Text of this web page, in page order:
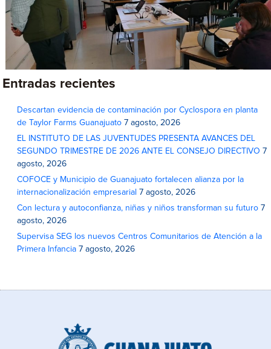
Entradas recientes
Descartan evidencia de contaminación por Cyclospora en planta
de Taylor Farms Guanajuato 7 agosto, 2026
EL INSTITUTO DE LAS JUVENTUDES PRESENTA AVANCES DEL
SEGUNDO TRIMESTRE DE 2026 ANTE EL CONSEJO DIRECTIVO 7
agosto, 2026
COFOCE y Municipio de Guanajuato fortalecen alianza por la
internacionalización empresarial 7 agosto, 2026
Con lectura y autoconfianza, niñas y niños transforman su futuro 7
agosto, 2026
Supervisa SEG los nuevos Centros Comunitarios de Atención a la
Primera Infancia 7 agosto, 2026